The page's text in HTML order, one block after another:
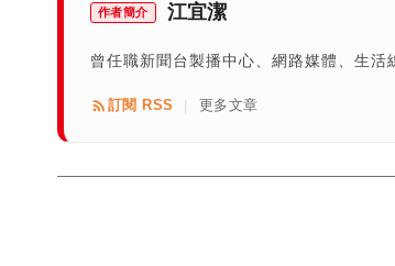
作者簡介 江宜潔
曾任職新聞台製播中心、網路媒體、生活
訂閱 RSS | 更多文章